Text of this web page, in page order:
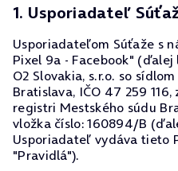
1. Usporiadateľ
Usporiadateľom Súťaže s
Pixel 9a - Facebook"
O2 Slovakia, s.r.o. so
Bratislava, IČO 47 259
registri Mestského súdu
vložka číslo: 160894/B
Usporiadateľ vydáva tieto
"Pravidlá").